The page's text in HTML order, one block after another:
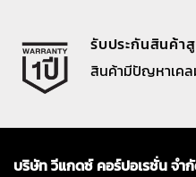
รับประกันสินค้า
สินค้ามีปัญหาเคล
บริษัท วีแกดซ์ คอร์ปอเรชั่น จำ